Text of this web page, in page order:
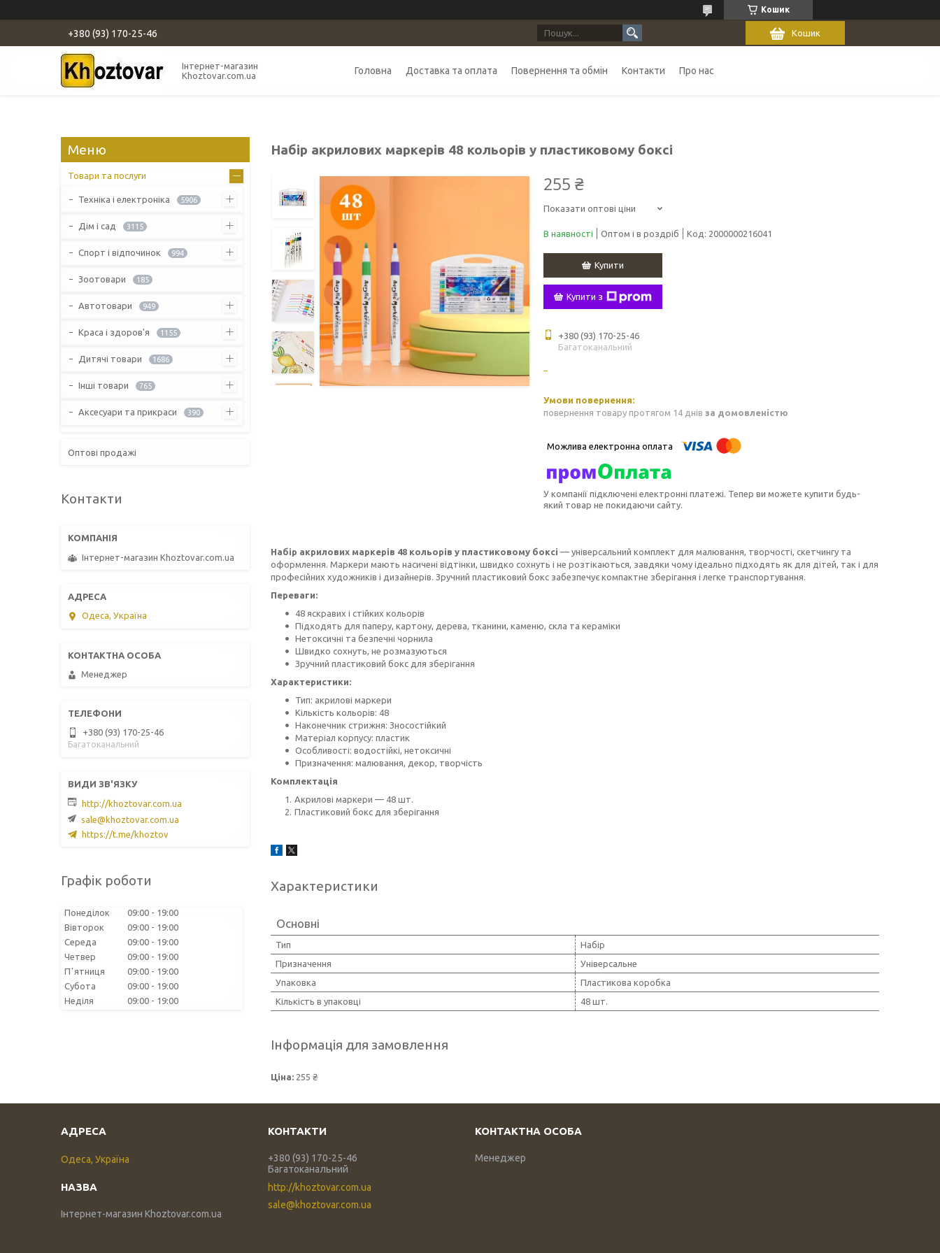
Кошик
+380 (93) 170-25-46 Кошик
Інтернет-магазин
Khoztovar.com.ua
Головна Доставка та оплата Повернення та обмін Контакти Про нас
Набір акрилових маркерів 48 кольорів у пластиковому боксі
255 ₴
Показати оптові ціни
В наявності Оптом і в роздріб Код: 2000000216041
Купити
Купити з
+380 (93) 170-25-46
Багатоканальний
повернення товару протягом 14 днів за домовленістю
У компанії підключені електронні платежі. Тепер ви можете купити будь-
який товар не покидаючи сайту.
Набір акрилових маркерів 48 кольорів у пластиковому боксі — універсальний комплект для малювання, творчості, скетчингу та
оформлення. Маркери мають насичені відтінки, швидко сохнуть і не розтікаються, завдяки чому ідеально підходять як для дітей, так і для
професійних художників і дизайнерів. Зручний пластиковий бокс забезпечує компактне зберігання і легке транспортування.
Переваги:
48 яскравих і стійких кольорів
Підходять для паперу, картону, дерева, тканини, каменю, скла та кераміки
Нетоксичні та безпечні чорнила
Швидко сохнуть, не розмазуються
Зручний пластиковий бокс для зберігання
Характеристики:
Тип: акрилові маркери
Кількість кольорів: 48
Наконечник стрижня: Зносостійкий
Матеріал корпусу: пластик
Особливості: водостійкі, нетоксичні
Призначення: малювання, декор, творчість
Комплектація
Акрилові маркери — 48 шт.
Пластиковий бокс для зберігання
Характеристики
Основні
Тип
Набір
Призначення
Універсальне
Упаковка
Пластикова коробка
Кількість в упаковці
48 шт.
Інформація для замовлення
Ціна: 255 ₴
Товари та послуги
Техніка і електроніка 5906
Дім і сад 3115
Спорт і відпочинок 994
Зоотовари 185
Автотовари 949
Краса і здоров'я 1155
Дитячі товари 1686
Інші товари 765
Аксесуари та прикраси 390
Оптові продажі
Контакти
Інтернет-магазин Khoztovar.com.ua
Одеса, Україна
Менеджер
+380 (93) 170-25-46
Багатоканальний
http://khoztovar.com.ua
sale@khoztovar.com.ua
https://t.me/khoztov
Графік роботи
Понеділок 09:00
19:00
Вівторок
09:00
19:00
Середа
09:00
19:00
Четвер
09:00
19:00
Пʼятниця
09:00
19:00
Субота
09:00
19:00
Неділя
09:00 19:00
Одеса, Україна
Інтернет-магазин Khoztovar.com.ua
+380 (93) 170-25-46
Багатоканальний
http://khoztovar.com.ua
sale@khoztovar.com.ua
Менеджер